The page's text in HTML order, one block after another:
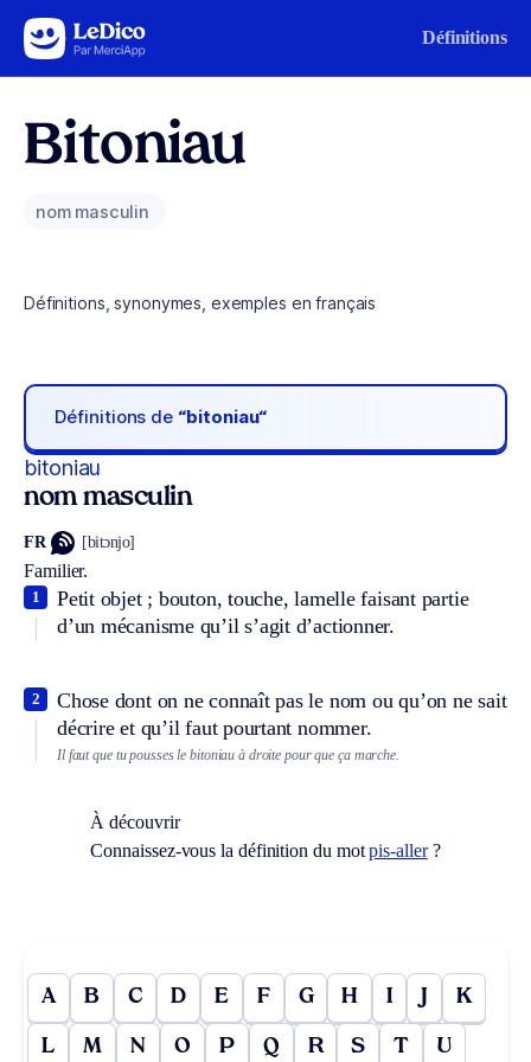
Aller au contenu Définitions
Bitoniau
nom masculin
Définitions, synonymes, exemples en français
Définitions de “bitoniau“
bitoniau
nom masculin
FR [bitɔnjo]
Familier.
Petit objet ; bouton, touche, lamelle faisant partie
d’un mécanisme qu’il s’agit d’actionner.
1
Chose dont on ne connaît pas le nom ou qu’on ne sait
décrire et qu’il faut pourtant nommer.
2
Il faut que tu pousses le bitoniau à droite pour que ça marche.
À découvrir
Connaissez-vous la définition du motpis-aller?
A B C D E F G H I J K
L M N O P Q R S T U